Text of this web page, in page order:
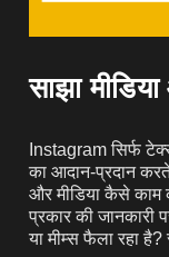
साझा
Instagram सिर्फ
का आदान-प्रदान
और मीडिया कैसे काम
प्रकार की जानकारी
या मीम्स फैला रहा